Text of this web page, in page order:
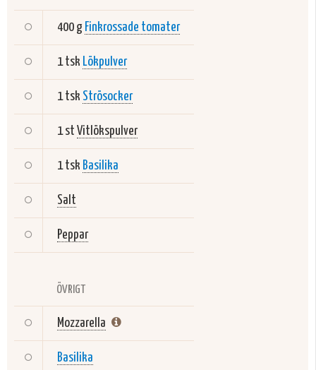
400 g Finkrossade tomater
1 tsk Lökpulver
1 tsk Strösocker
1 st Vitlökspulver
1 tsk Basilika
Salt
Peppar
ÖVRIGT
Mozzarella
Basilika